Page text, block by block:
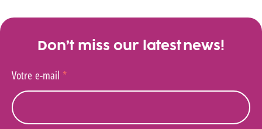
Don’t miss our latest news!
Votre e-mail *